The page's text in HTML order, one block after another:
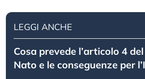
LEGGI ANCHE
Cosa prevede l’articolo 4
Nato e le conseguenze per